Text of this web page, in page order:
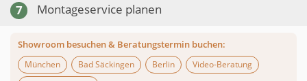
7 Montageservice planen
Showroom besuchen & Beratungstermin buchen:
München
Bad Säckingen Berlin
Video-Beratung